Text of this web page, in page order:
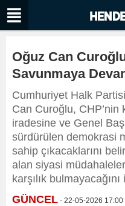
Oğuz Can
Savunmaya
Cumhuriyet Halk
Can Curoğlu, CHP’nin
iradesine ve Genel
sürdürülen demokrasi
sahip çıkacaklarını
alan siyasi
karşılık
GÜNCEL - 22-05-2026 17:00